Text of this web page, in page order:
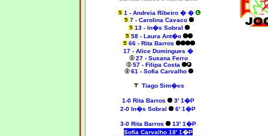
1 - Andreia Ribeiro � �
7 - Carolina Cavaco
13 - In�s Sobral
58 - Laura Ant�o
66 - Rita Barros
17 - Alice Domingues �
27 - Susana Ferro
57 - Filipa Costa
61 - Sofia Carvalho
Tiago Sim�es
1-0 Rita Barros
3' 1�P
2-0 In�s Sobral 6' 1�P
3-0 Rita Barros
13' 1�P
Sofia Carvalho 18' 1�P